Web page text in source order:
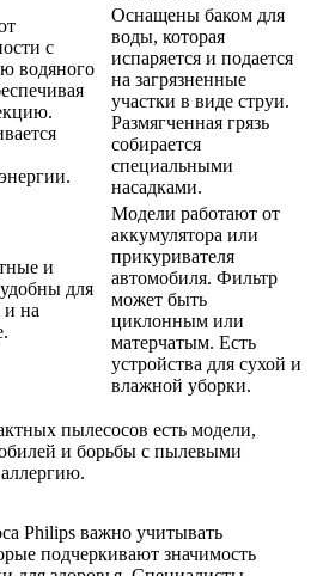
с
водяного
Оснащены баком для
воды, которая
испаряется и подается
на загрязненные
участки в виде струи.
Размягченная грязь
собирается
специальными
насадками.
и
для
и на
Модели работают от
аккумулятора или
прикуривателя
автомобиля. Фильтр
может быть
циклонным или
матерчатым. Есть
устройства для сухой и
влажной уборки.
пылесосов есть модели,
и борьбы с пылевыми
Philips важно учитывать
подчеркивают значимость